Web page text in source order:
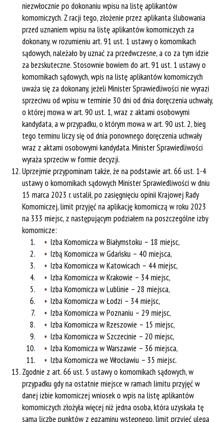
niezwłocznie po dokonaniu wpisu na listę aplikantów
komorniczych. Z racji tego, złożenie przez aplikanta ślubowania
przed uznaniem wpisu na listę aplikantów komorniczych za
dokonany, w rozumieniu art. 91 ust. 1 ustawy o komornikach
sądowych, należało by uznać za przedwczesne, a co za tym idzie
za bezskuteczne. Stosownie bowiem do art. 91 ust. 1 ustawy o
komornikach sądowych, wpis na listę aplikantów komorniczych
uważa się za dokonany, jeżeli Minister Sprawiedliwości nie wyrazi
sprzeciwu od wpisu w terminie 30 dni od dnia doręczenia uchwały,
o której mowa w art. 90 ust. 1, wraz z aktami osobowymi
kandydata, a w przypadku, o którym mowa w art. 90 ust. 2, bieg
tego terminu liczy się od dnia ponownego doręczenia uchwały
wraz z aktami osobowymi kandydata. Minister Sprawiedliwości
wyraża sprzeciw w formie decyzji.
Uprzejmie przypominam także, że na podstawie art. 66 ust. 1-4
ustawy o komornikach sądowych Minister Sprawiedliwości w dniu
15 marca 2023 r. ustalił, po zasięgnięciu opinii Krajowej Rady
Komorniczej, limit przyjęć na aplikację komorniczą w roku 2023
na 333 miejsc, z następującym podziałem na poszczególne izby
komornicze:
Izba Komornicza w Białymstoku – 18 miejsc,
Izbą Komornicza w Gdańsku – 40 miejsca,
Izba Komornicza w Katowicach – 44 miejsc,
Izba Komornicza w Krakowie – 34 miejsc,
Izba Komornicza w Lublinie – 28 miejsca,
Izba Komornicza w Łodzi – 34 miejsc,
Izba Komornicza w Poznaniu – 29 miejsc,
Izba Komornicza w Rzeszowie – 15 miejsc,
Izba Komornicza w Szczecinie – 20 miejsc,
Izba Komornicza w Warszawie – 36 miejsca,
Izba Komornicza we Wrocławiu – 35 miejsc.
Zgodnie z art. 66 ust. 5 ustawy o komornikach sądowych, w
przypadku gdy na ostatnie miejsce w ramach limitu przyjęć w
danej izbie komorniczej wniosek o wpis na listę aplikantów
komorniczych złożyła więcej niż jedna osoba, która uzyskała tę
samą liczbę punktów z egzaminu wstępnego, limit przyjęć ulega